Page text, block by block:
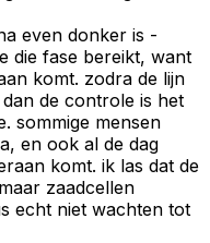
even donker is -
die fase bereikt, want
komt. zodra de lijn
de controle is het
sommige mensen
en ook al de dag
komt. ik las dat de
zaadcellen
echt niet wachten tot